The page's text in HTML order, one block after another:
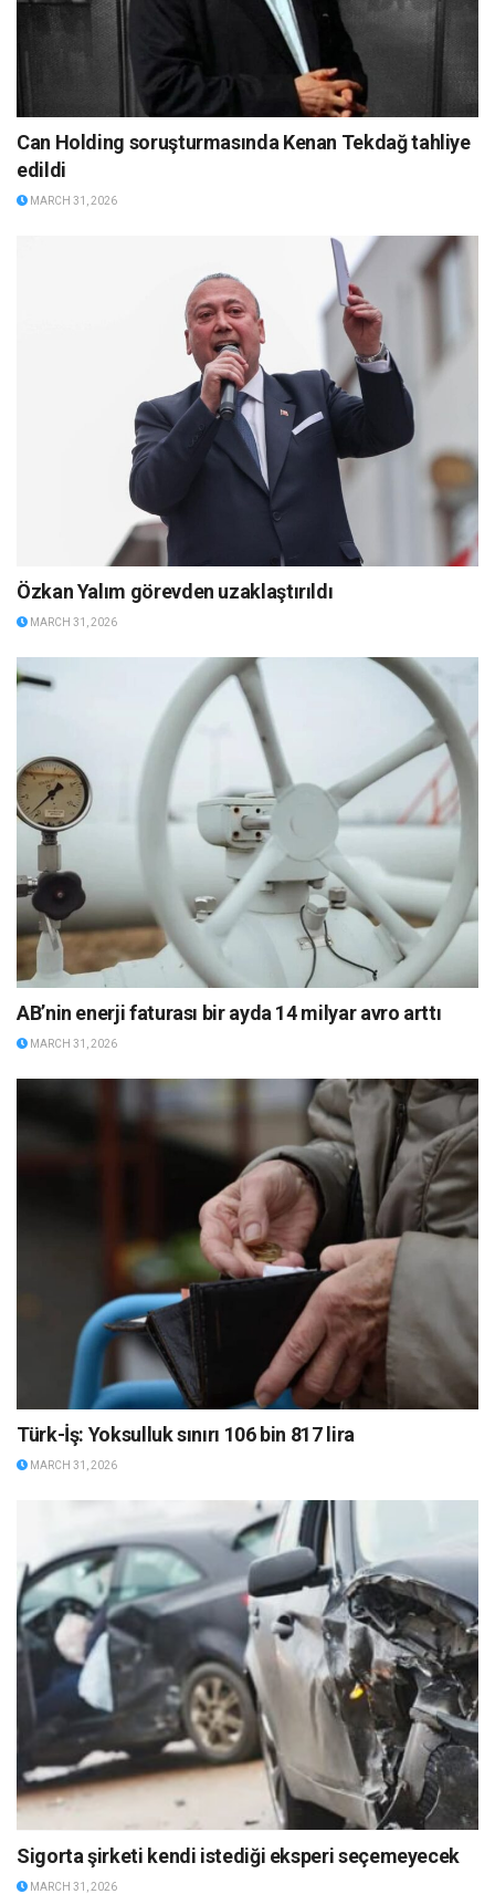
Can Holding soruşturmasında Kenan Tekdağ tahliye
edildi
MARCH 31, 2026
Özkan Yalım görevden uzaklaştırıldı
MARCH 31, 2026
AB’nin enerji faturası bir ayda 14 milyar avro arttı
MARCH 31, 2026
Türk-İş: Yoksulluk sınırı 106 bin 817 lira
MARCH 31, 2026
Sigorta şirketi kendi istediği eksperi seçemeyecek
MARCH 31, 2026